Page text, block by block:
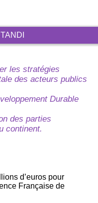
les stratégies
des acteurs publics
Durable
des parties
continent.